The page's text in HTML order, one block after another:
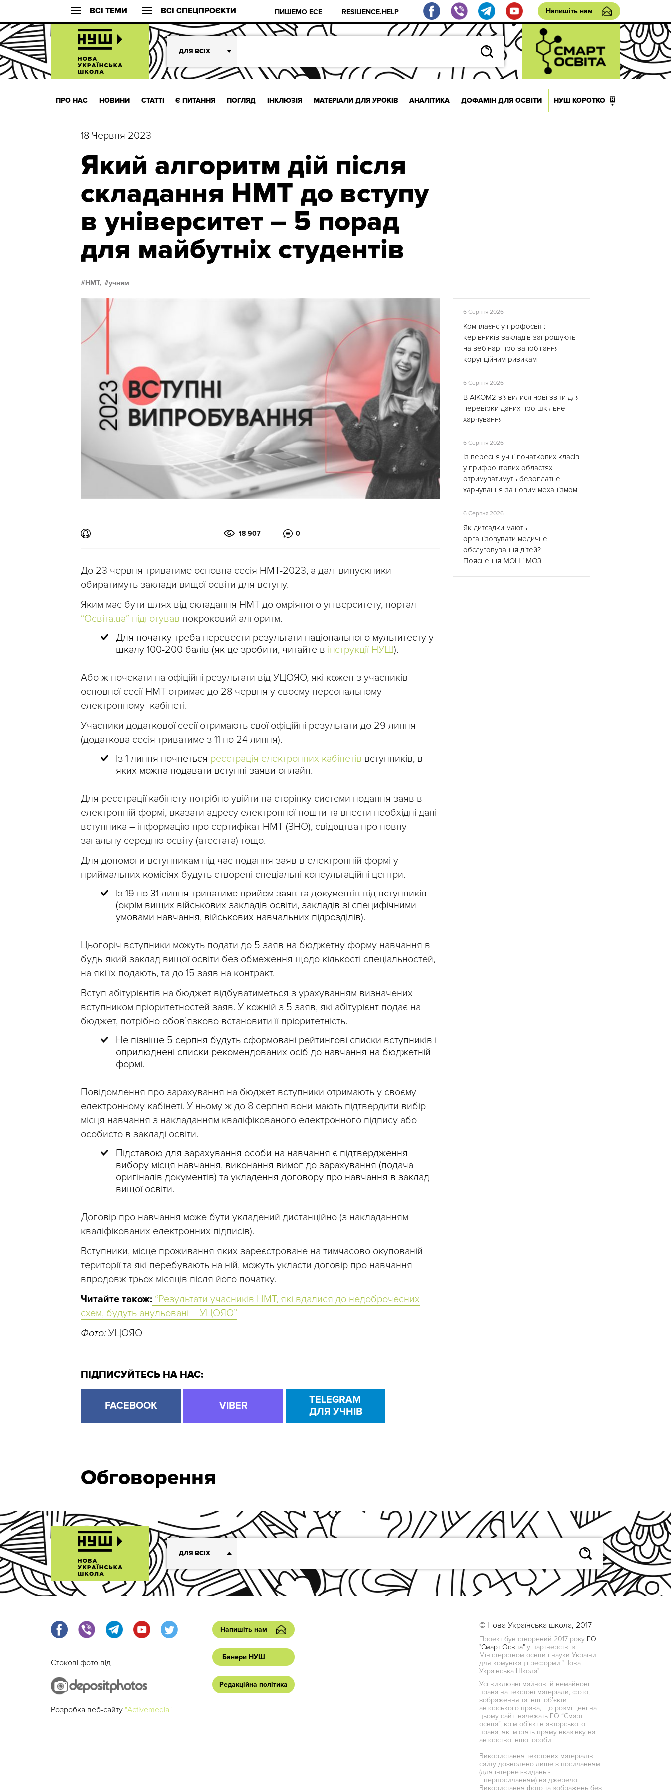
ВСІ ТЕМИ ВСІ СПЕЦПРОЄКТИ ПИШЕМО ЕСЕ RESILIENCE.HELP Напишіть нам
ДЛЯ ВСІХ
ПРО НАС НОВИНИ СТАТТІ Є ПИТАННЯ ПОГЛЯД ІНКЛЮЗІЯ МАТЕРІАЛИ ДЛЯ УРОКІВ АНАЛІТИКА ДОФАМІН ДЛЯ ОСВІТИ НУШ КОРОТКО
18 Червня 2023
Який алгоритм дій після
складання НМТ до вступу
в університет – 5 порад
для майбутніх студентів
НМТ, учням
18 907 0
До 23 червня триватиме основна сесія НМТ-2023, а далі випускники
обиратимуть заклади вищої освіти для вступу.
Яким має бути шлях від складання НМТ до омріяного університету, портал
“Освіта.ua” підготував покроковий алгоритм.
Для початку треба перевести результати національного мультитесту у
шкалу 100-200 балів (як це зробити, читайте в інструкції НУШ).
Або ж почекати на офіційні результати від УЦОЯО, які кожен з учасників
основної сесії НМТ отримає до 28 червня у своєму персональному
електронному кабінеті.
Учасники додаткової сесії отримають свої офіційні результати до 29 липня
(додаткова сесія триватиме з 11 по 24 липня).
Із 1 липня почнеться реєстрація електронних кабінетів вступників, в
яких можна подавати вступні заяви онлайн.
Для реєстрації кабінету потрібно увійти на сторінку системи подання заяв в
електронній формі, вказати адресу електронної пошти та внести необхідні дані
вступника – інформацію про сертифікат НМТ (ЗНО), свідоцтва про повну
загальну середню освіту (атестата) тощо.
Для допомоги вступникам під час подання заяв в електронній формі у
приймальних комісіях будуть створені спеціальні консультаційні центри.
Із 19 по 31 липня триватиме прийом заяв та документів від вступників
(окрім вищих військових закладів освіти, закладів зі специфічними
умовами навчання, військових навчальних підрозділів).
Цьогоріч вступники можуть подати до 5 заяв на бюджетну форму навчання в
будь-який заклад вищої освіти без обмеження щодо кількості спеціальностей,
на які їх подають, та до 15 заяв на контракт.
Вступ абітурієнтів на бюджет відбуватиметься з урахуванням визначених
вступником пріоритетностей заяв. У кожній з 5 заяв, які абітурієнт подає на
бюджет, потрібно обов’язково встановити її пріоритетність.
Не пізніше 5 серпня будуть сформовані рейтингові списки вступників і
оприлюднені списки рекомендованих осіб до навчання на бюджетній
формі.
Повідомлення про зарахування на бюджет вступники отримають у своєму
електронному кабінеті. У ньому ж до 8 серпня вони мають підтвердити вибір
місця навчання з накладанням кваліфікованого електронного підпису або
особисто в закладі освіти.
Підставою для зарахування особи на навчання є підтвердження
вибору місця навчання, виконання вимог до зарахування (подача
оригіналів документів) та укладення договору про навчання в заклад
вищої освіти.
Договір про навчання може бути укладений дистанційно (з накладанням
кваліфікованих електронних підписів).
Вступники, місце проживання яких зареєстроване на тимчасово окупованій
території та які перебувають на ній, можуть укласти договір про навчання
впродовж трьох місяців після його початку.
Читайте також: “Результати учасників НМТ, які вдалися до недоброчесних
схем, будуть анульовані – УЦОЯО”
Фото: УЦОЯО
ПІДПИСУЙТЕСЬ НА НАС:
FACEBOOK VIBER
TELEGRAM
ДЛЯ УЧНІВ
6 Серпня 2026
Комплаєнс у профосвіті:
керівників закладів запрошують
на вебінар про запобігання
корупційним ризикам
6 Серпня 2026
В АІКОМ2 з’явилися нові звіти для
перевірки даних про шкільне
харчування
6 Серпня 2026
Із вересня учні початкових класів
у прифронтових областях
отримуватимуть безоплатне
харчування за новим механізмом
6 Серпня 2026
Як дитсадки мають
організовувати медичне
обслуговування дітей?
Пояснення МОН і МОЗ
Обговорення
ДЛЯ ВСІХ
Стокові фото від
Розробка веб-сайту "Activemedia"
Напишіть нам
Банери НУШ
Редакційна політика
© Нова Українська школа, 2017
Проект був створений 2017 року ГО
"Смарт Освіта" у партнерстві з
Міністерством освіти і науки України
для комунікації реформи "Нова
Українська Школа"
Усі виключні майнові й немайнові
права на текстові матеріали, фото,
зображення та інші об’єкти
авторського права, що розміщені на
цьому сайті належать ГО “Смарт
освіта”, крім об’єктів авторського
права, які містять пряму вказівку на
авторство іншої особи.
Використання текстових матеріалів
сайту дозволено лише з посиланням
(для інтернет-видань -
гіперпосиланням) на джерело.
Використання фото та зображень без